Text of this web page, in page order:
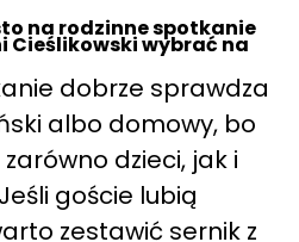
na rodzinne spotkanie
Cieślikowski wybrać na
dobrze sprawdza
albo domowy, bo
dzieci, jak i
goście lubią
zestawić sernik z